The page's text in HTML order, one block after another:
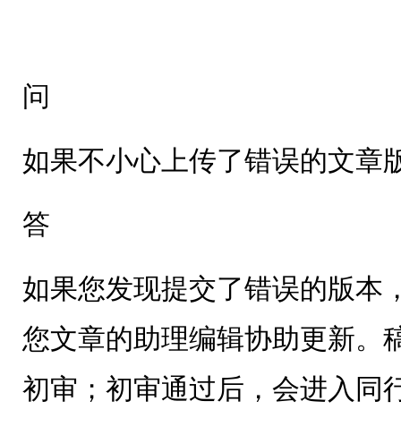
问
如果不小心上传了错误的文章
答
如果您发现提交了错误的版本
您文章的助理编辑协助更新。
初审；初审通过后，会进入同